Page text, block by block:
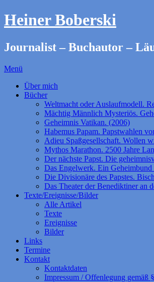
Heiner Boberski
Journalist – Buchautor –
Menü
Über mich
Bücher
Weltmacht oder Auslaufmodell.
Mächtig Männlich Mysteriös.
Geheimnis Vatikan. (2006)
Habemus Papam. Papstwahlen
Adieu Spaßgesellschaft. Wollen
Mythos Marathon. 2500 Jahre
Der nächste Papst. Die
Das Engelwerk. Ein
Die Divisionäre des Papstes.
Das Theater der Benediktiner an
Texte/Ereignisse/Bilder
Alle Artikel
Texte
Ereignisse
Bilder
Links
Termine
Kontakt
Kontaktdaten
Impressum / Offenlegung gemäß